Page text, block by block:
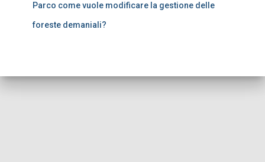
Parco come vuole modificare la gestione delle
foreste demaniali?